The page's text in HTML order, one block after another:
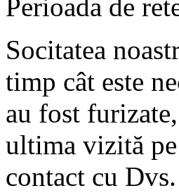
Perioada de
Socitatea
timp cât este
au fost
ultima vizită
contact cu Dvs.